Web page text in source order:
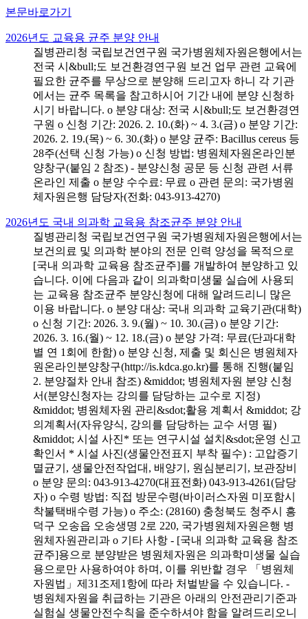
본문바로가기
2026년도 교육용 균주 분양 안내
질병관리청 국립보건연구원 국가병원체자원은행에서는
전국 시&bull;도 보건환경연구원 보건 업무 관련 교육에
필요한 균주를 무상으로 분양해 드리고자 하니 각 기관
에서는 균주 목록을 참고하시어 기간 내에 분양 신청하
시기 바랍니다. o 분양 대상: 전국 시&bull;도 보건환경연
구원 o 신청 기간: 2026. 2. 10.(화) ~ 4. 3.(금) o 분양 기간:
2026. 2. 19.(목) ~ 6. 30.(화) o 분양 균주: Bacillus cereus 등
28주(선택 신청 가능) o 신청 방법: 병원체자원온라인분
양창구(붙임 2 참조) - 분양신청 공문 등 신청 관련 서류
온라인 제출 o 분양 수수료: 무료 o 관련 문의: 국가병원
체자원은행 담당자(전화: 043-913-4270)
2026년도 국내 의과학 교육용 참조균주 분양 안내
질병관리청 국립보건연구원 국가병원체자원은행에서는
보건의료 및 의과학 분야의 전문 인력 양성을 목적으로
[국내 의과학 교육용 참조균주]를 개발하여 분양하고 있
습니다. 이에 다음과 같이 의과학미생물 실습에 사용되
는 교육용 참조균주 분양신청에 대해 알려드리니 많은
이용 바랍니다. o 분양 대상: 국내 의과학 교육기관(대학)
o 신청 기간: 2026. 3. 9.(월) ~ 10. 30.(금) o 분양 기간:
2026. 3. 16.(월) ~ 12. 18.(금) o 분양 가격: 무료(단과대학
별 연 1회에 한함) o 분양 신청, 제출 및 회신은 병원체자
원온라인분양창구(http://is.kdca.go.kr)를 통해 진행(붙임
2. 분양절차 안내 참조) &middot; 병원체자원 분양 신청
서(분양신청자는 강의를 담당하는 교수로 지정)
&middot; 병원체자원 관리&sdot;활용 계획서 &middot; 강
의계획서(자유양식, 강의를 담당하는 교수 서명 필)
&middot; 시설 사진* 또는 연구시설 설치&sdot;운영 신고
확인서 * 시설 사진(생물안전표지 부착 필수) : 고압증기
멸균기, 생물안전작업대, 배양기, 원심분리기, 보관장비
o 분양 문의: 043-913-4270(대표전화) 043-913-4261(담당
자) o 수령 방법: 직접 방문수령(바이러스자원 미포함시
착불택배수령 가능) o 주소: (28160) 충청북도 청주시 흥
덕구 오송읍 오송생명 2로 220, 국가병원체자원은행 병
원체자원관리과 o 기타 사항 - [국내 의과학 교육용 참조
균주]용으로 분양받은 병원체자원은 의과학미생물 실습
용으로만 사용하여야 하며, 이를 위반할 경우 「병원체
자원법」제31조제1항에 따라 처벌받을 수 있습니다. -
병원체자원을 취급하는 기관은 아래의 안전관리기준과
실험실 생물안전수칙을 준수하셔야 함을 알려드리오니